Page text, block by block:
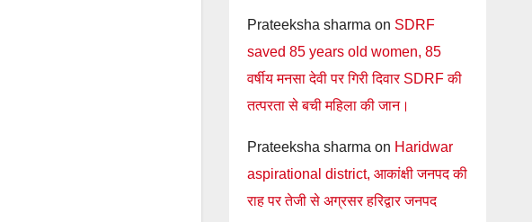
Prateeksha sharma on SDRF
saved 85 years old women, 85
वर्षीय मनसा देवी पर गिरी दिवार SDRF की
तत्परता से बची महिला की जान।
Prateeksha sharma on Haridwar
aspirational district, आकांक्षी जनपद की
राह पर तेजी से अग्रसर हरिद्वार जनपद